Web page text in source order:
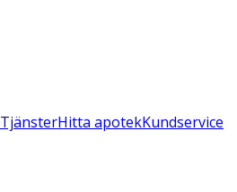
TjänsterHitta apotekKundservice